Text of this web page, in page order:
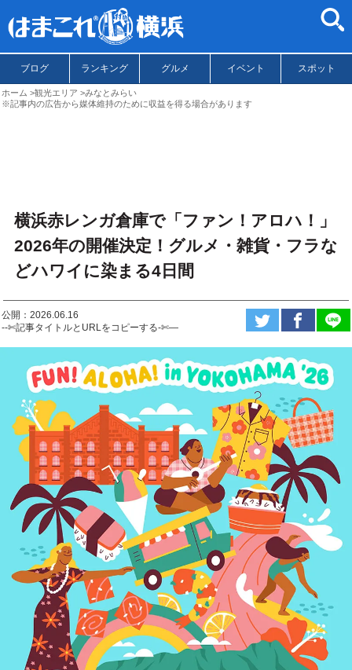
ブログ ランキング グルメ イベント スポット
ホーム 観光エリア
みなとみらい
※記事内の広告から媒体維持のために収益を得る場合があります
横浜赤レンガ倉庫で「ファン！アロハ！」
2026年の開催決定！グルメ・雑貨・フラな
どハワイに染まる4日間
公開：2026.06.16
--✄記事タイトルとURLをコピーする-✄—